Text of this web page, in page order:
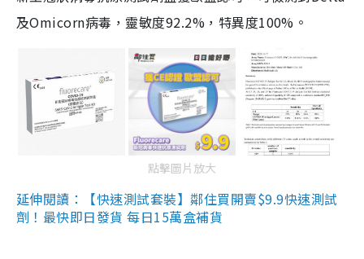
及Omicorn病毒，靈敏度92.2%，特異度100%。
點擊圖片放大
延伸閱讀：【快速測試套裝】鄰住買開賣$9.9快速測試
劑！最快即日發貨 每日15萬盒補貨